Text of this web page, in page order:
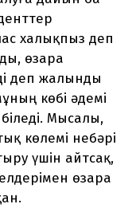
халықпыз деп
өзара
деп жалынды
көбі әдемі
Мысалы,
көлемі небәрі
үшін айтсақ,
өзара